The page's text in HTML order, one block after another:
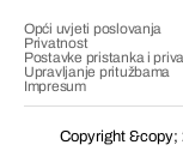
Copyright &copy;
Opći uvjeti poslovanja
Privatnost
Postavke pristanka i
Upravljanje pritužbama
Impresum